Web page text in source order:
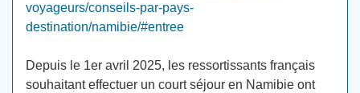
voyageurs/conseils-par-pays-
destination/namibie/#entree
Depuis le 1er avril 2025, les ressortissants français
souhaitant effectuer un court séjour en Namibie ont